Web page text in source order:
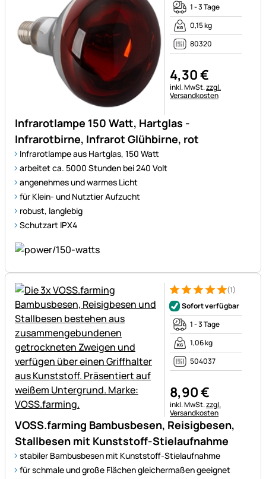
Infrarotlampe 150 Watt, Hartglas -
Infrarotbirne, Infrarot Glühbirne, rot
Infrarotlampe aus Hartglas, 150 Watt
arbeitet ca. 5000 Stunden bei 240 Volt
angenehmes und warmes Licht
für Klein- und Nutztier Aufzucht
robust, langlebig
Schutzart IPX4
1 - 3 Tage
0,15 kg
80320
4,30€
Steuerhinweis:
inkl. MwSt.zzgl.
Versandkosten
VOSS.farming Bambusbesen, Reisigbesen,
Stallbesen mit Kunststoff-Stielaufnahme
stabiler Bambusbesen mit Kunststoff-Stielaufnahme
für schmale und große Flächen gleichermaßen geeignet
Bewertung: 5 von 5 (1
1 Bewertung
(1)
Sofort verfügbar
1 - 3 Tage
1,06 kg
504037
8,90€
Steuerhinweis:
inkl. MwSt.zzgl.
Versandkosten